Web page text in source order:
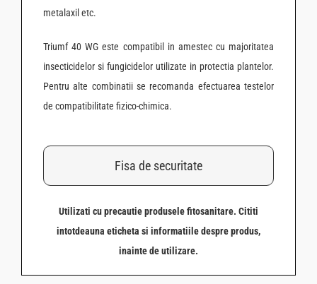
metalaxil etc.
Triumf 40 WG este compatibil in amestec cu majoritatea
insecticidelor si fungicidelor utilizate in protectia plantelor.
Pentru alte combinatii se recomanda efectuarea testelor
de compatibilitate fizico-chimica.
Fisa de securitate
Utilizati cu precautie produsele fitosanitare. Cititi
intotdeauna eticheta si informatiile despre produs,
inainte de utilizare.